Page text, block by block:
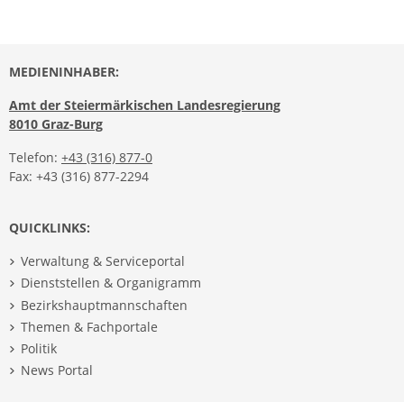
MEDIENINHABER:
Amt der Steiermärkischen Landesregierung
8010 Graz-Burg
Telefon: +43 (316) 877-0
Fax: +43 (316) 877-2294
QUICKLINKS:
Verwaltung & Serviceportal
Dienststellen & Organigramm
Bezirkshauptmannschaften
Themen & Fachportale
Politik
News Portal